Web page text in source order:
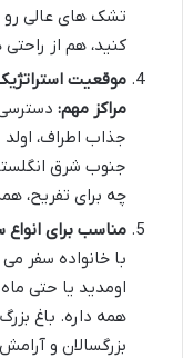
تشک های عالی رو
کنید، هم از
موقعیت
مراکز مهم:
جذاب اطراف،
جنوب شرق
چه برای تفریح،
مناسب برای انواع
با خانواده سفر
اومدید یا حتی
همه داره. باغ
بزرگسالان و